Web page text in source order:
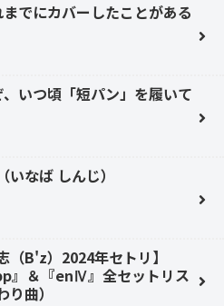
でにカバーしたことがある
いつ頃「短パン」を履いて
いなば しんじ）
（B'z）2024年セトリ】
』＆『enⅣ』全セットリス
り曲）